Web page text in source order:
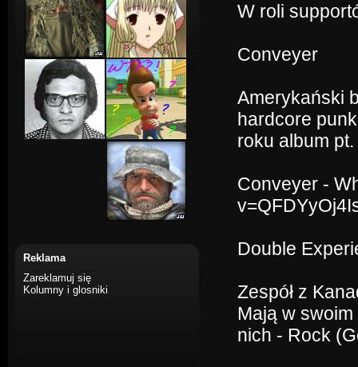
Reklama
Zareklamuj się
Kolumny i glosniki
W roli
Conveyer
Amerykański
hardcore
roku album
Conveyer -
Double
Zespół z
Mają w
nich - Rock